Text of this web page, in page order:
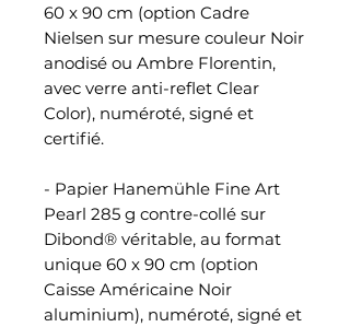
60 x 90 cm (option Cadre
Nielsen sur mesure couleur Noir
anodisé ou Ambre Florentin,
avec verre anti-reflet Clear
Color), numéroté, signé et
certifié.
- Papier Hanemühle Fine Art
Pearl 285 g contre-collé sur
Dibond® véritable, au format
unique 60 x 90 cm (option
Caisse Américaine Noir
aluminium), numéroté, signé et